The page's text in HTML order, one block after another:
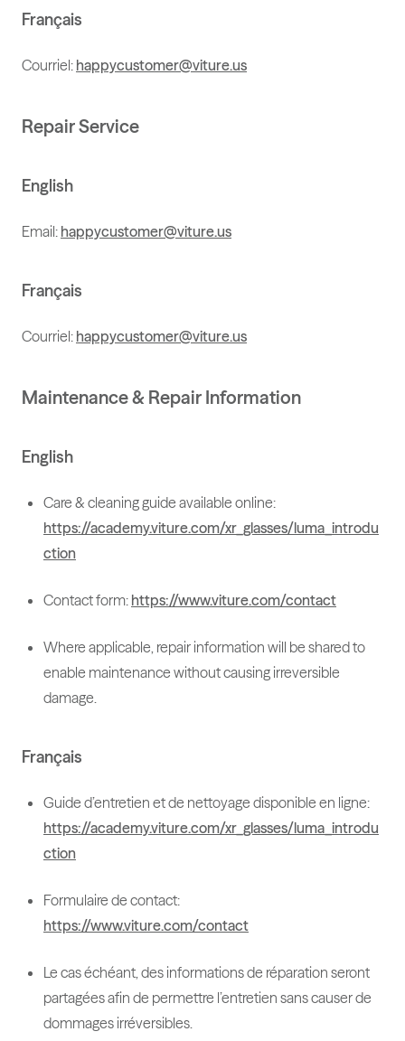
Français
Courriel: happycustomer@viture.us
Repair Service
English
Email: happycustomer@viture.us
Français
Courriel: happycustomer@viture.us
Maintenance & Repair Information
English
Care & cleaning guide available online:
https://academy.viture.com/xr_glasses/luma_introdu
ction
Contact form: https://www.viture.com/contact
Where applicable, repair information will be shared to
enable maintenance without causing irreversible
damage.
Français
Guide d’entretien et de nettoyage disponible en ligne:
https://academy.viture.com/xr_glasses/luma_introdu
ction
Formulaire de contact:
https://www.viture.com/contact
Le cas échéant, des informations de réparation seront
partagées afin de permettre l’entretien sans causer de
dommages irréversibles.